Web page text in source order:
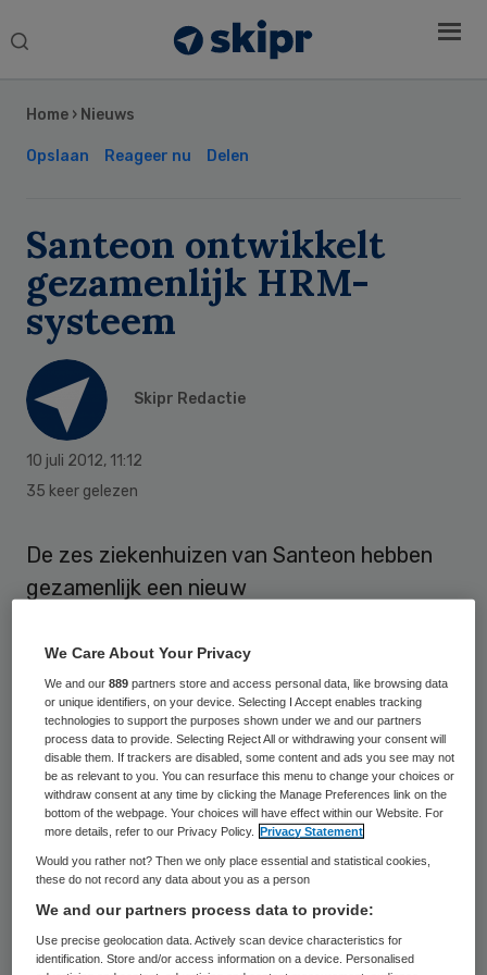
Search
Home › Nieuws
Opslaan Reageer nu Delen
Santeon ontwikkelt
gezamenlijk HRM-
systeem
Skipr Redactie
10 juli 2012, 11:12
35 keer gelezen
De zes ziekenhuizen van Santeon hebben
gezamenlijk een nieuw
gezet. Door de best practices van de
deelnemende ziekenhuizen in het systeem
op te nemen beschikt Santeon nu naar
eigen zeggen over het meest
geavanceerde HRM-systeem in de
Nederlandse ziekenhuiswereld.
De software voor de administratieve
processen in de back-office is geleverd door
softwarefabrikant AFAS, terwijl de
programmatuur die de medewerkers
Sidebar
We Care About Your Privacy
We and our889 partners store and access personal data, like browsing data
or unique identifiers, on your device. Selecting I Accept enables tracking
technologies to support the purposes shown under we and our partners
process data to provide. Selecting Reject All or withdrawing your consent will
disable them. If trackers are disabled, some content and ads you see may not
be as relevant to you. You can resurface this menu to change your choices or
withdraw consent at any time by clicking the Manage Preferences link on the
bottom of the webpage. Your choices will have effect within our Website. For
more details, refer to our Privacy Policy.
Privacy Statement
Would you rather not? Then we only place essential and statistical cookies,
these do not record any data about you as a person
We and our partners process data to provide:
Use precise geolocation data. Actively scan device characteristics for
identification. Store and/or access information on a device. Personalised